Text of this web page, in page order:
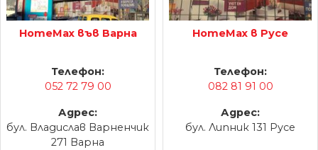
HomeMax във Варна
Телефон:
052 72 79 00
Адрес:
бул. Владислав Варненчик
271 Варна
HomeMax в Русе
Телефон:
082 81 91 00
Адрес:
бул. Липник 131 Русе